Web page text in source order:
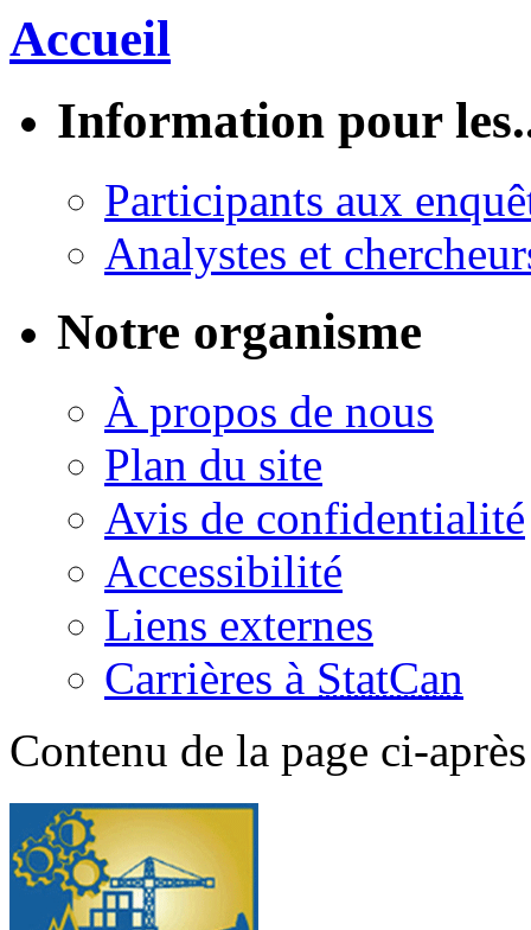
Accueil
Information pour
Participants aux
Analystes et
Notre organisme
À propos de nous
Plan du site
Avis de confidentialité
Accessibilité
Liens externes
Carrières à StatCan
Contenu de la page ci-après